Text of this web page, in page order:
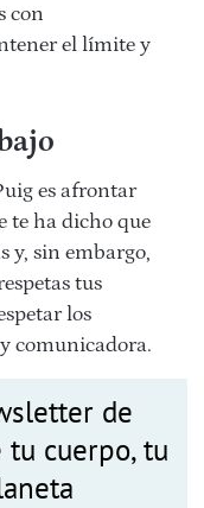
con
el límite y
es afrontar
te ha dicho que
y, sin embargo,
tus
los
comunicadora.
de
cuerpo, tu